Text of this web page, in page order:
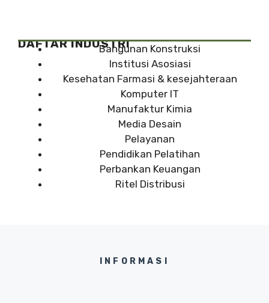
DAFTAR INDUSTRIBangunan Konstruksi
Institusi Asosiasi
Kesehatan Farmasi & kesejahteraan
Komputer IT
Manufaktur Kimia
Media Desain
Pelayanan
Pendidikan Pelatihan
Perbankan Keuangan
Ritel Distribusi
INFORMASI